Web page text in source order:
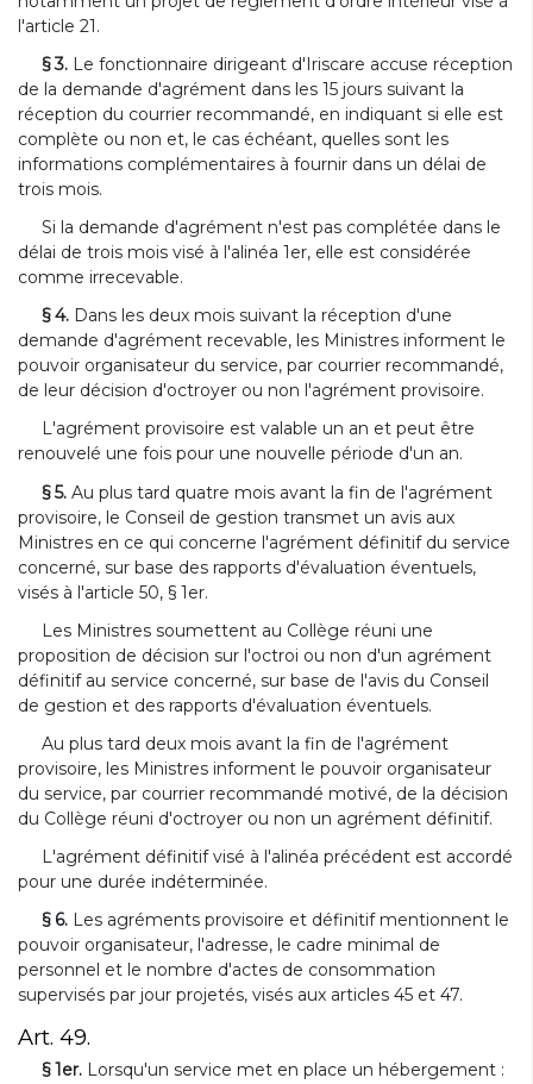
l'article 21.
§ 3. Le fonctionnaire dirigeant d'Iriscare accuse réception
de la demande d'agrément dans les 15 jours suivant la
réception du courrier recommandé, en indiquant si elle est
complète ou non et, le cas échéant, quelles sont les
informations complémentaires à fournir dans un délai de
trois mois.
Si la demande d'agrément n'est pas complétée dans le
délai de trois mois visé à l'alinéa 1er, elle est considérée
comme irrecevable.
§ 4. Dans les deux mois suivant la réception d'une
demande d'agrément recevable, les Ministres informent le
pouvoir organisateur du service, par courrier recommandé,
de leur décision d'octroyer ou non l'agrément provisoire.
L'agrément provisoire est valable un an et peut être
renouvelé une fois pour une nouvelle période d'un an.
§ 5. Au plus tard quatre mois avant la fin de l'agrément
provisoire, le Conseil de gestion transmet un avis aux
Ministres en ce qui concerne l'agrément définitif du service
concerné, sur base des rapports d'évaluation éventuels,
visés à l'article 50, § 1er.
Les Ministres soumettent au Collège réuni une
proposition de décision sur l'octroi ou non d'un agrément
définitif au service concerné, sur base de l'avis du Conseil
de gestion et des rapports d'évaluation éventuels.
Au plus tard deux mois avant la fin de l'agrément
provisoire, les Ministres informent le pouvoir organisateur
du service, par courrier recommandé motivé, de la décision
du Collège réuni d'octroyer ou non un agrément définitif.
L'agrément définitif visé à l'alinéa précédent est accordé
pour une durée indéterminée.
§ 6. Les agréments provisoire et définitif mentionnent le
pouvoir organisateur, l'adresse, le cadre minimal de
personnel et le nombre d'actes de consommation
supervisés par jour projetés, visés aux articles 45 et 47.
Art. 49.
§ 1er. Lorsqu'un service met en place un hébergement :